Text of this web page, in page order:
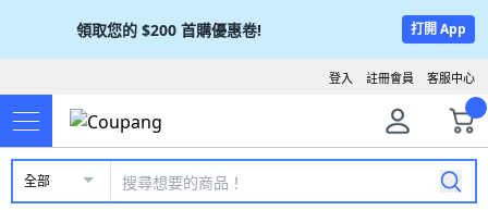
領取您的 $200 首購優惠卷! 打開 App
客服中心
註冊會員
登入
全部